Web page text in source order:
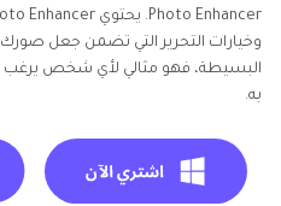
وخيارات التحرير التي تضمن جعل
البسيطة، فهو مثالي لأي شخص
به.